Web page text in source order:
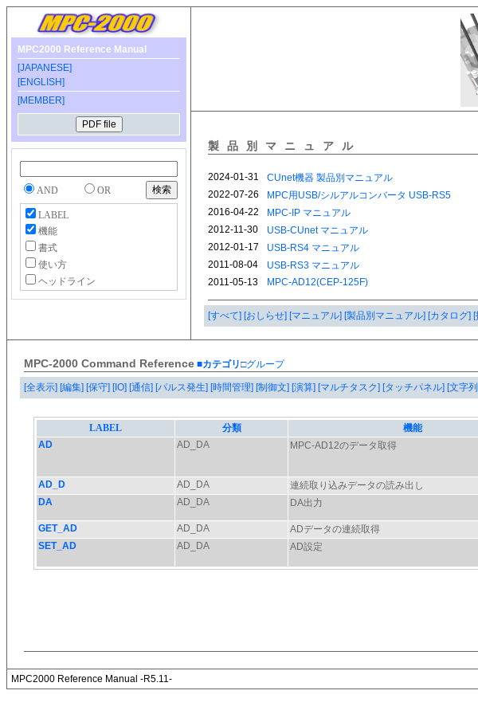
MPC2000 Reference Manual
[JAPANESE]
[ENGLISH]
[MEMBER]
AND OR
LABEL
機能
書式
使い方
ヘッドライン
製品別マニュアル
[すべて] [おしらせ] [マニュアル] [製品別マニュアル] [カタログ]
MPC-2000 Command Reference ■カテゴリ□グループ
[全表示] [編集] [保守] [IO] [通信] [パルス発生] [時間管理] [制御文] [演算] [マルチタスク] [タッチパネル] [文字
MPC2000 Reference Manual -R5.11-